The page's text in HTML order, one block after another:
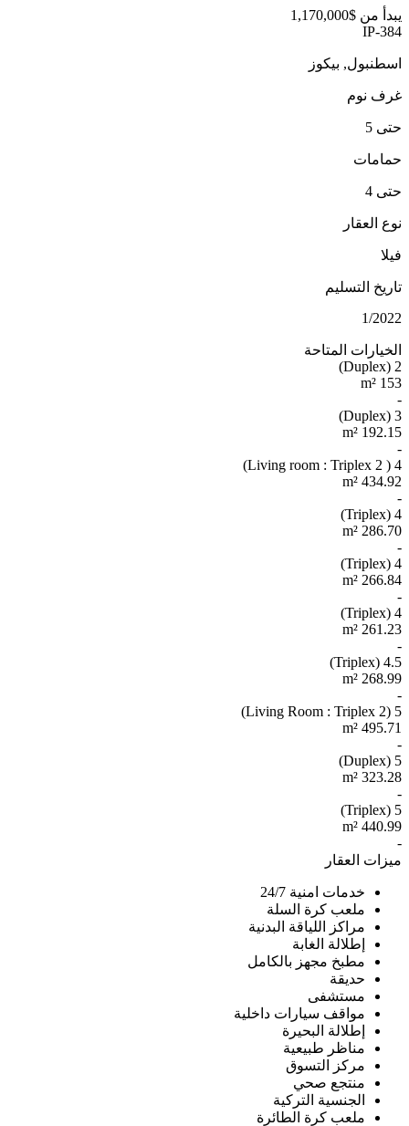
يبدأ من $1,170,000
IP-384
اسطنبول, بيكوز
غرف نوم
حتى 5
حمامات
حتى 4
نوع العقار
فيلا
تاريخ التسليم
1/2022
الخيارات المتاحة
2 (Duplex)
153 m²
-
3 (Duplex)
192.15 m²
-
4 ( 2 Living room : Triplex)
434.92 m²
-
4 (Triplex)
286.70 m²
-
4 (Triplex)
266.84 m²
-
4 (Triplex)
261.23 m²
-
4.5 (Triplex)
268.99 m²
-
5 (2 Living Room : Triplex)
495.71 m²
-
5 (Duplex)
323.28 m²
-
5 (Triplex)
440.99 m²
-
ميزات العقار
خدمات امنية 24/7
ملعب كرة السلة
مراكز اللياقة البدنية
إطلالة الغابة
مطبخ مجهز بالكامل
حديقة
مستشفى
مواقف سيارات داخلية
إطلالة البحيرة
مناظر طبيعية
مركز التسوق
منتجع صحي
الجنسية التركية
ملعب كرة الطائرة